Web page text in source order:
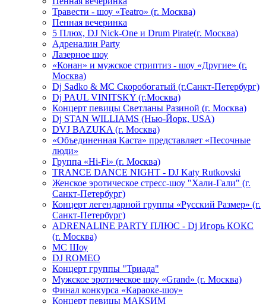
Травести - шоу «Teatro» (г. Москва)
Пенная вечеринка
5 Плюх, DJ Nick-One и Drum Pirate(г. Москва)
Адреналин Party
Лазерное шоу
«Конан» и мужское стриптиз - шоу «Другие» (г.
Москва)
Dj Sadko & МС Скоробогатый (г.Санкт-Петербург)
Dj PAUL VINITSKY (г.Москва)
Концерт певицы Светланы Разиной (г. Москва)
Dj STAN WILLIAMS (Нью-Йорк, USA)
DVJ BAZUKA (г. Москва)
«Объединенная Каста» представляет «Песочные
люди»
Группа «Hi-Fi» (г. Москва)
TRANCE DANCE NIGHT - DJ Katy Rutkovski
Женское эротическое стресс-шоу "Хали-Гали" (г.
Санкт-Петербург)
Концерт легендарной группы «Русский Размер» (г.
Санкт-Петербург)
ADRENALINE PARTY ПЛЮС - Dj Игорь КОКС
(г. Москва)
MC Шоу
DJ ROMEO
Концерт группы "Триада"
Мужское эротическое шоу «Grand» (г. Москва)
Финал конкурса «Караоке-шоу»
Концерт певицы МАКSИМ